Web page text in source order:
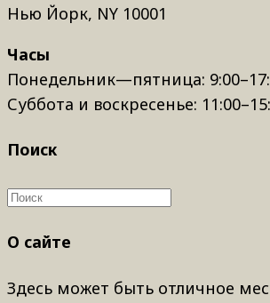
Нью Йорк, NY 10001
Часы
Понедельник—пятница:
Суббота и воскресенье:
Поиск
О сайте
Здесь может быть отличное